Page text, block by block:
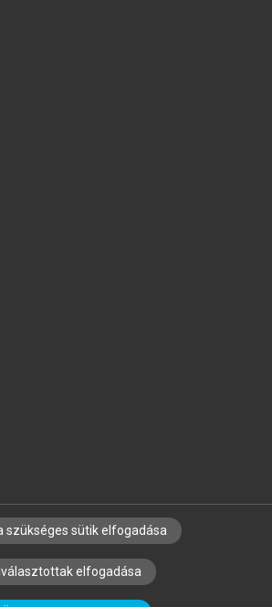
CÉGEKNEK KÖNYVTÁROSOKNAK
ÉS LEKTORÁLÁSI ALAPELVEK
szükséges sütik elfogadása
elfogadása